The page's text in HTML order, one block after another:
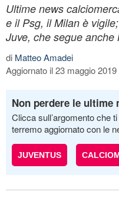
Ultime news
e il Psg, il Milan è
Juve, che segue anche
di Matteo Amadei
Aggiornato il 23 maggio
Non perdere le ultime
Clicca sull’argomento che
terremo aggiornato con le
JUVENTUS